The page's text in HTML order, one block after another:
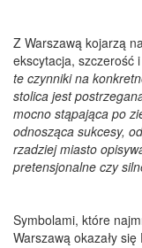
Z Warszawą kojarzą
ekscytacja, szczerość
te czynniki na
stolica jest
mocno stąpająca po
odnosząca sukcesy,
rzadziej miasto
pretensjonalne czy
Symbolami, które
Warszawą okazały